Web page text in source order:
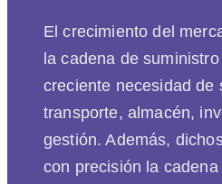
El crecimiento del
la cadena de
creciente necesidad de
transporte, almacén,
gestión. Además,
con precisión la